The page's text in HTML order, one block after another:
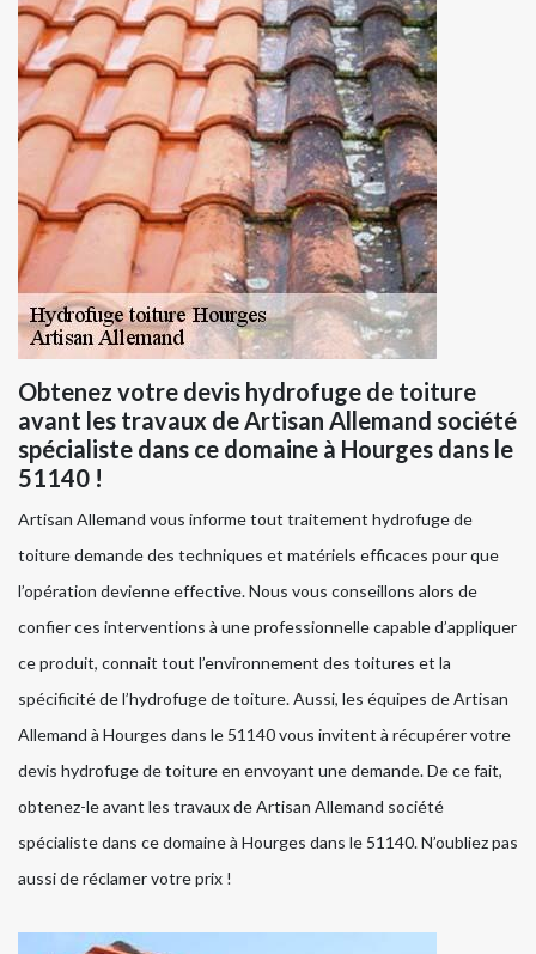
Obtenez votre devis hydrofuge de toiture
avant les travaux de Artisan Allemand société
spécialiste dans ce domaine à Hourges dans le
51140 !
Artisan Allemand vous informe tout traitement hydrofuge de
toiture demande des techniques et matériels efficaces pour que
l’opération devienne effective. Nous vous conseillons alors de
confier ces interventions à une professionnelle capable d’appliquer
ce produit, connait tout l’environnement des toitures et la
spécificité de l’hydrofuge de toiture. Aussi, les équipes de Artisan
Allemand à Hourges dans le 51140 vous invitent à récupérer votre
devis hydrofuge de toiture en envoyant une demande. De ce fait,
obtenez-le avant les travaux de Artisan Allemand société
spécialiste dans ce domaine à Hourges dans le 51140. N’oubliez pas
aussi de réclamer votre prix !